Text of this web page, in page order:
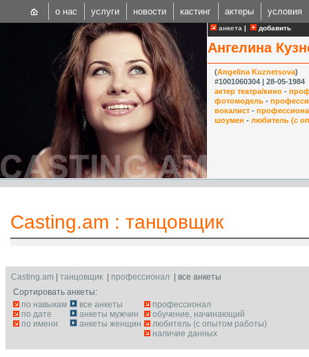
анкета | добавить
Ангелина
(Angelina Kuznetsova)
#1001060304 | 28-05-1984
актер театра/кино -
фотомодель -
вокалист -
шоумен - любитель (с
Casting.am : танцовщик
Casting.am танцовщик профессионал | все анкеты
Сортировать анкеты:
по навыкам
по дате
по имени
все анкеты
анкеты мужчин
анкеты женщин
профессионал
обучение, начинающий
любитель (с опытом работы)
наличие данных
о нас услуги новости кастинг актеры условия